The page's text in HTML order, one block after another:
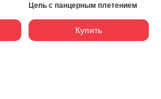
Цепь с панцерным плетением
Купить